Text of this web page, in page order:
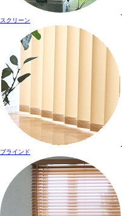
スクリーン
ブラインド